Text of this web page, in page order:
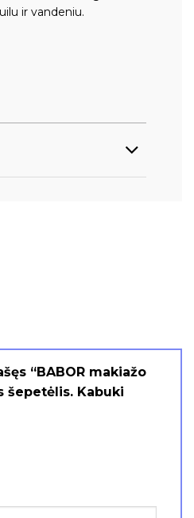
ir vandeniu.
“BABOR makiažo
šepetėlis. Kabuki